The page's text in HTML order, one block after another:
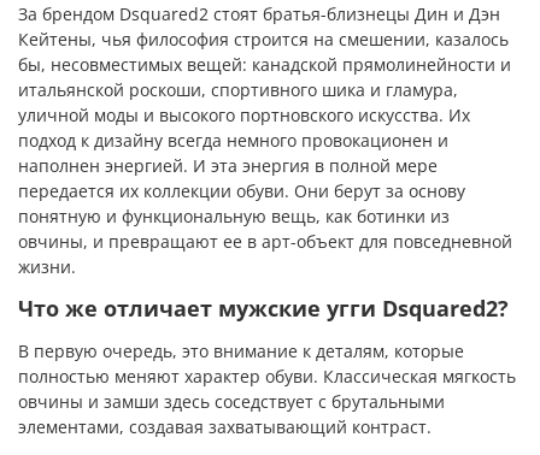
За брендом Dsquared2 стоят братья-близнецы Дин и Дэн
Кейтены, чья философия строится на смешении, казалось
бы, несовместимых вещей: канадской прямолинейности и
итальянской роскоши, спортивного шика и гламура,
уличной моды и высокого портновского искусства. Их
подход к дизайну всегда немного провокационен и
наполнен энергией. И эта энергия в полной мере
передается их коллекции обуви. Они берут за основу
понятную и функциональную вещь, как ботинки из
овчины, и превращают ее в арт-объект для повседневной
жизни.
Что же отличает мужские угги Dsquared2?
В первую очередь, это внимание к деталям, которые
полностью меняют характер обуви. Классическая мягкость
овчины и замши здесь соседствует с брутальными
элементами, создавая захватывающий контраст.